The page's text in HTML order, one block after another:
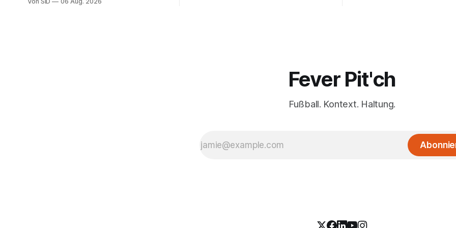
gesprochen hatte.
Fever Pit'ch
Fußball. Kontext. Haltung.